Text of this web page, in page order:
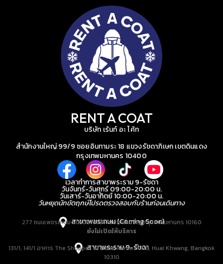
RENT A COAT
บริษัท เร้นท์ อะ โค้ท
สำนักงานใหญ่ 99/9 ซอยอินทามระ 18 แขวงรัชดาภิเษก เขตดินแดง
กรุงเทพมหานคร 10400
เวลาทำการสาขาพระราม 9-รัชดา
วันจันทร์-วันศุกร์ 09:00-20:00 น.
วันเสาร์-วันอาทิตย์ 10:00-20:00 น.
วันหยุดนักขัตฤกษ์โปรดตรวจสอบกับร้านก่อนเดินทาง
สาขาเพชรเกษม (Coming Soon)
277 ถนนเพชรเกษม แขวงบางหว้า เขตภาษีเจริญ กรุงเทพมหานคร 10160
ยังไม่เปิดให้บริการ
สาขาพระราม 9-รัชดา
131/1, 141/1 อาคาร The Shoppes at Belle, Rama IX Rd, Huai Khwang, Bangkok
10310